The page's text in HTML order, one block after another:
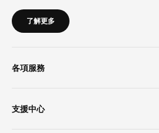
了解更多
各項服務
支援中心